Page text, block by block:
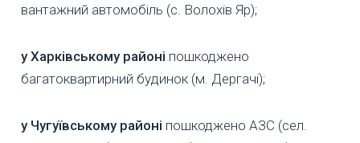
вантажний автомобіль (с. Волохів Яр);
у Харківському районі пошкоджено
багатоквартирний будинок (м. Дергачі);
у Чугуївському районі пошкоджено АЗС (сел.